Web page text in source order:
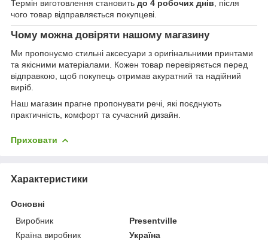
Термін виготовлення становить до 4 робочих днів , після
чого товар відправляється покупцеві.
Чому можна довіряти нашому магазину
Ми пропонуємо стильні аксесуари з оригінальними принтами
та якісними матеріалами. Кожен товар перевіряється перед
відправкою, щоб покупець отримав акуратний та надійний
виріб.
Наш магазин прагне пропонувати речі, які поєднують
практичність, комфорт та сучасний дизайн.
Приховати
Характеристики
Основні
Виробник
Presentville
Країна виробник
Україна